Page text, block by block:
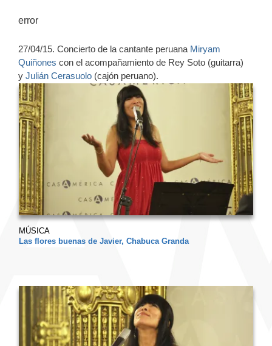
error
27/04/15. Concierto de la cantante peruana Miryam
Quiñones con el acompañamiento de Rey Soto (guitarra)
y Julián Cerasuolo (cajón peruano).
MÚSICA
Las flores buenas de Javier, Chabuca Granda